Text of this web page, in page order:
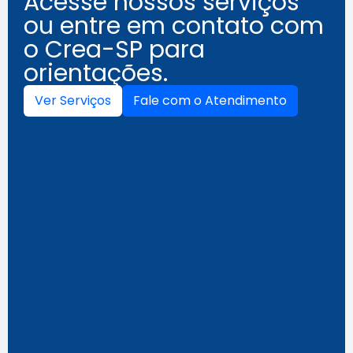
ou entre em contato com
o Crea-SP para
orientações.
Ver Serviços Fale com o Atendimento